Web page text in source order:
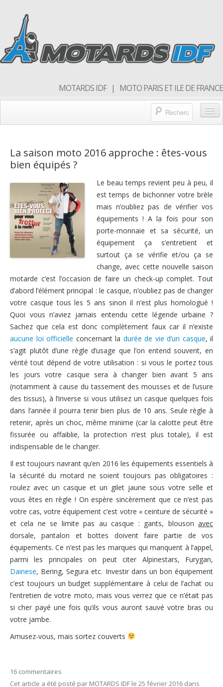
MOTARDS IDF | MOTO PARIS ET ILE DE FRANCE
Forum
Balades & sorties moto
Qui sommes nous
Rejoins nous
Nous contacter
La saison moto 2016 approche : êtes-vous
bien équipés ?
Le beau temps revient peu à peu, il
est temps de bichonner votre brèle
mais n’oubliez pas de vérifier vos
équipements ! A la fois pour son
porte-monnaie et sa sécurité, un
équipement ça s’entretient et
surtout ça se vérifie et/ou ça se
change, avec cette nouvelle saison
motarde c’est l’occasion de faire un check-up complet. Tout
d’abord l’élément principal : le casque, n’oubliez pas de changer
votre casque tous les 5 ans sinon il n’est plus homologué !
Quoi vous n’aviez jamais entendu cette légende urbaine ?
Sachez que cela est donc complètement faux car il n’existe
aucune loi officielle concernant la durée de vie d’un casque, il
s’agit plutôt d’une règle d’usage que l’on entend souvent, en
vérité tout dépend de votre utilisation : si vous le portez tous
les jours votre casque sera à changer bien avant 5 ans
(notamment à cause du tassement des mousses et de l’usure
des tissus), à l’inverse si vous utilisez un casque quelques fois
dans l’année il pourra tenir bien plus de 10 ans. Seule règle à
retenir, après un choc, même minime (car la calotte peut être
fissurée ou affaiblie, la protection n’est plus totale), il est
indispensable de le changer.
Il est toujours navrant qu’en 2016 les équipements essentiels à
la sécurité du motard ne soient toujours pas obligatoires :
roulez avec un casque et un gilet jaune sous votre selle et
vous êtes en règle ! On espère sincèrement que ce n’est pas
votre cas, votre équipement c’est votre « ceinture de sécurité »
et cela ne se limite pas au casque : gants, blouson avec
dorsale, pantalon et bottes doivent faire partie de vos
équipements. Ce n’est pas les marques qui manquent à l’appel,
parmi les principales on peut citer Alpinestars, Furygan,
Dainese, Bering, Segura etc. Investir dans un bon équipement
c’est toujours un budget supplémentaire à celui de l’achat ou
l’entretien de votre moto, mais vous verrez que ce n’était pas
si cher payé une fois qu’ils vous auront sauvé votre bras ou
votre jambe.
Amusez-vous, mais sortez couverts
16 commentaires
Cet article a été posté par MOTARDS IDF le 25 février 2016 dans